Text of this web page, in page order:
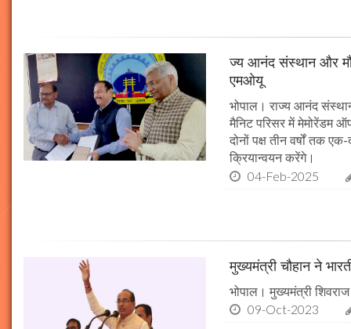
ज्य आनंद संस्थान और
एमओयू
भोपाल। राज्य आनंद
मैनिट परिसर में मेमोरेंडम
दोनों पक्ष तीन वर्षों तक
क्रियान्वयन करेंगे।
04-Feb-2025
मुख्यमंत्री चौहान ने
भोपाल। मुख्यमंत्री
09-Oct-2023